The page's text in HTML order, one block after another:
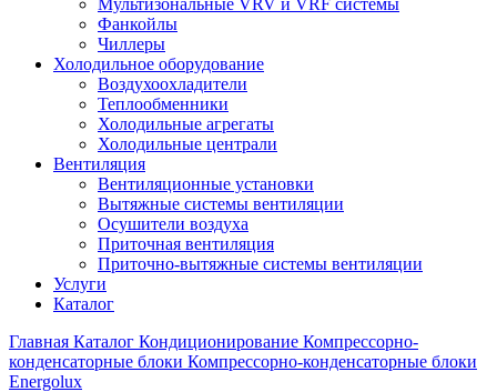
Мультизональные VRV и VRF системы
Фанкойлы
Чиллеры
Холодильное оборудование
Воздухоохладители
Теплообменники
Холодильные агрегаты
Холодильные централи
Вентиляция
Вентиляционные установки
Вытяжные системы вентиляции
Осушители воздуха
Приточная вентиляция
Приточно-вытяжные системы вентиляции
Услуги
Каталог
Главная Каталог Кондиционирование Компрессорно-
конденсаторные блоки Компрессорно-конденсаторные блоки
Energolux